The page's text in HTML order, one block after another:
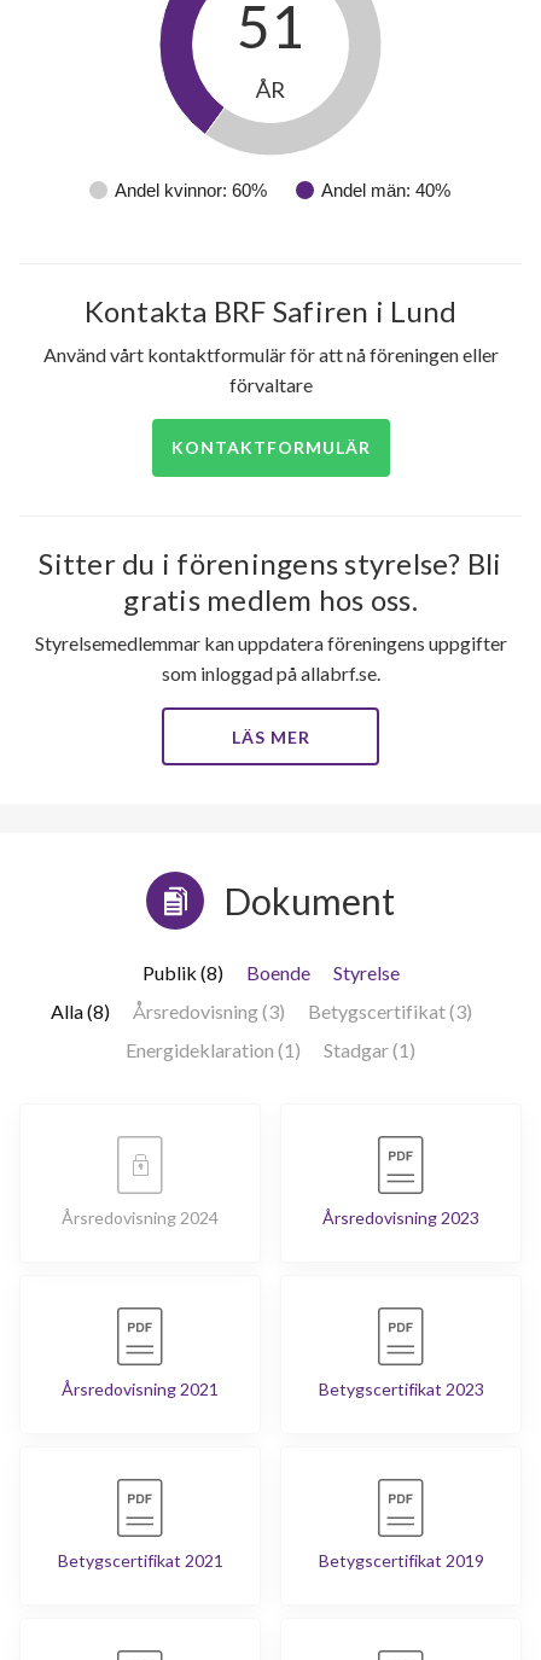
Andel kvinnor: 60% Andel män: 40%
51
ÅR
Kontakta BRF Safiren i Lund
Använd vårt kontaktformulär för att nå föreningen eller
förvaltare
KONTAKTFORMULÄR
Sitter du i föreningens styrelse? Bli
gratis medlem hos oss.
Styrelsemedlemmar kan uppdatera föreningens uppgifter
som inloggad på allabrf.se.
LÄS MER
Dokument
Publik (8) Boende
Styrelse
Alla (8)
Årsredovisning (3)
Betygscertifikat (3)
Energideklaration (1)
Stadgar (1)
Årsredovisning 2024 Årsredovisning 2023
Årsredovisning 2021 Betygscertifikat 2023
Betygscertifikat 2021 Betygscertifikat 2019